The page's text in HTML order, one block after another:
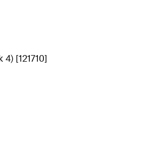
[121710]